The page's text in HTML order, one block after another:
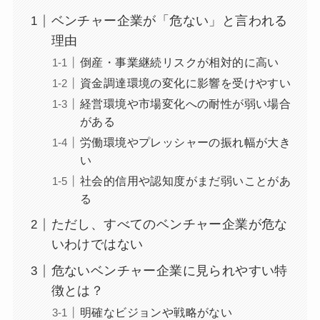
ベンチャー企業が「危ない」と言われる
理由
倒産・事業継続リスクが相対的に高い
資金調達環境の変化に影響を受けやすい
経営環境や市場変化への耐性が弱い場合
がある
労働環境やプレッシャーの振れ幅が大き
い
社会的信用や認知度がまだ弱いことがあ
る
ただし、すべてのベンチャー企業が危な
いわけではない
危ないベンチャー企業に見られやすい特
徴とは？
明確なビジョンや戦略がない